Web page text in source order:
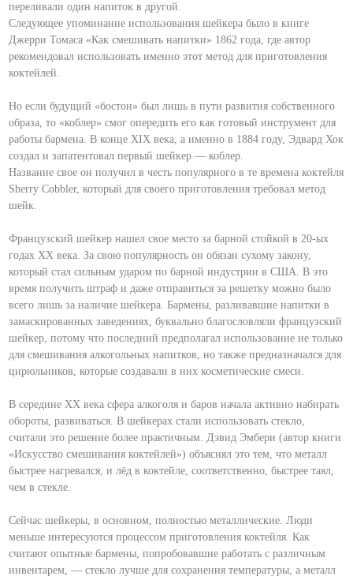
переливали один напиток в другой.
Следующее упоминание использования шейкера было в книге
Джерри Томаса «Как смешивать напитки» 1862 года, где автор
рекомендовал использовать именно этот метод для приготовления
коктейлей.
Но если будущий «бостон» был лишь в пути развития собственного
образа, то «коблер» смог опередить его как готовый инструмент для
работы бармена. В конце XIX века, а именно в 1884 году, Эдвард Хок
создал и запатентовал первый шейкер — коблер.
Название свое он получил в честь популярного в те времена коктейля
Sherry Cobbler, который для своего приготовления требовал метод
шейк.
Французский шейкер нашел свое место за барной стойкой в 20-ых
годах XX века. За свою популярность он обязан сухому закону,
который стал сильным ударом по барной индустрии в США. В это
время получить штраф и даже отправиться за решетку можно было
всего лишь за наличие шейкера. Бармены, разливавшие напитки в
замаскированных заведениях, буквально благословляли французский
шейкер, потому что последний предполагал использование не только
для смешивания алкогольных напитков, но также предназначался для
цирюльников, которые создавали в них косметические смеси.
В середине XX века сфера алкоголя и баров начала активно набирать
обороты, развиваться. В шейкерах стали использовать стекло,
считали это решение более практичным. Дэвид Эмбери (автор книги
«Искусство смешивания коктейлей») объяснял это тем, что металл
быстрее нагревался, и лёд в коктейле, соответственно, быстрее таял,
чем в стекле.
Сейчас шейкеры, в основном, полностью металлические. Люди
меньше интересуются процессом приготовления коктейля. Как
считают опытные бармены, попробовавшие работать с различным
инвентарем, — стекло лучше для сохранения температуры, а металл